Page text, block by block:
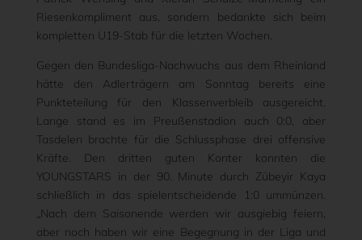
Riesenkompliment aus, sondern bedankte sich beim
kompletten U19-Stab für die letzten Wochen.
Gegen den Bundesliga-Nachwuchs aus dem Rheinland
hätte den Adlerträgern am Sonntag bereits eine
Punkteteilung für den Klassenverbleib ausgereicht.
Lange stand es im Preußenstadion auch 0:0, aber
Tasdelen brachte für die Schlussphase drei offensive
Kräfte. Den dritten guten Konter konnten die
YOUNGSTARS in der 90. Minute durch Zübeyir Kaya
schließlich in das spielentscheidende 1:0 ummünzen.
„Nach dem Saisonende werden wir ausgiebig feiern,
aber noch haben wir eine Begegnung in der Liga und